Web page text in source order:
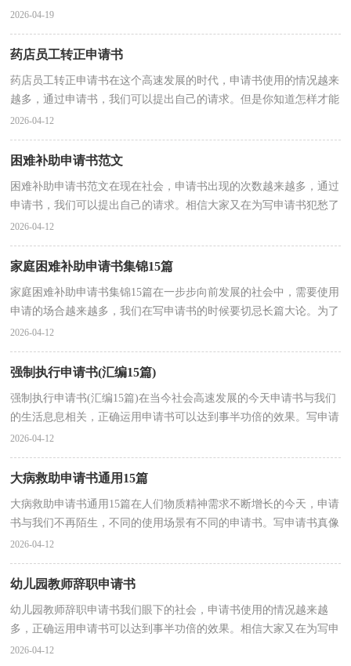
申请书才是合理的呢？下面是小编收集整理的家庭困...
2026-04-19
药店员工转正申请书
药店员工转正申请书在这个高速发展的时代，申请书使用的情况越来
越多，通过申请书，我们可以提出自己的请求。但是你知道怎样才能
写的好吗？下面是小编精心整理的药店员工转正申请书...
2026-04-12
困难补助申请书范文
困难补助申请书范文在现在社会，申请书出现的次数越来越多，通过
申请书，我们可以提出自己的请求。相信大家又在为写申请书犯愁了
吧！下面是小编整理的困难补助申请书范文，供大家参考...
2026-04-12
家庭困难补助申请书集锦15篇
家庭困难补助申请书集锦15篇在一步步向前发展的社会中，需要使用
申请的场合越来越多，我们在写申请书的时候要切忌长篇大论。为了
让您不再为写申请书头疼，以下是小编为大家整理的...
2026-04-12
强制执行申请书(汇编15篇)
强制执行申请书(汇编15篇)在当今社会高速发展的今天申请书与我们
的生活息息相关，正确运用申请书可以达到事半功倍的效果。写申请
书时理由总是不够充分？以下是小编整理的强制执...
2026-04-12
大病救助申请书通用15篇
大病救助申请书通用15篇在人们物质精神需求不断增长的今天，申请
书与我们不再陌生，不同的使用场景有不同的申请书。写申请书真像
想象中那么难吗？以下是小编整理的大病救助申请书...
2026-04-12
幼儿园教师辞职申请书
幼儿园教师辞职申请书我们眼下的社会，申请书使用的情况越来越
多，正确运用申请书可以达到事半功倍的效果。相信大家又在为写申
请书犯愁了吧！以下是小编为大家整理的幼儿园教师辞...
2026-04-12